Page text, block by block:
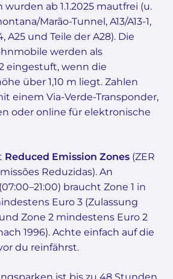
ab 1.1.2025 mautfrei (u.
Marão-Tunnel, A13/A13-1,
A25 und Teile der A28). Die
werden als
eingestuft, wenn die
über 1,10 m liegt. Zahlen
einem Via-Verde-Transponder,
oder online für elektronische
Reduced Emission Zones (ZER
Reduzidas). An
braucht Zone 1 in
Euro 3 (Zulassung
Zone 2 mindestens Euro 2
1996). Achte einfach auf die
du reinfährst.